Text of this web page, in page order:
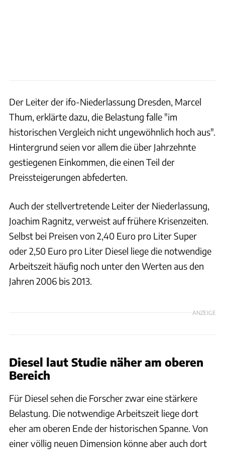
Der Leiter der ifo-Niederlassung Dresden, Marcel
Thum, erklärte dazu, die Belastung falle "im
historischen Vergleich nicht ungewöhnlich hoch aus".
Hintergrund seien vor allem die über Jahrzehnte
gestiegenen Einkommen, die einen Teil der
Preissteigerungen abfederten.
Auch der stellvertretende Leiter der Niederlassung,
Joachim Ragnitz, verweist auf frühere Krisenzeiten.
Selbst bei Preisen von 2,40 Euro pro Liter Super
oder 2,50 Euro pro Liter Diesel liege die notwendige
Arbeitszeit häufig noch unter den Werten aus den
Jahren 2006 bis 2013.
ANZEIGE
Diesel laut Studie näher am oberen
Bereich
Für Diesel sehen die Forscher zwar eine stärkere
Belastung. Die notwendige Arbeitszeit liege dort
eher am oberen Ende der historischen Spanne. Von
einer völlig neuen Dimension könne aber auch dort